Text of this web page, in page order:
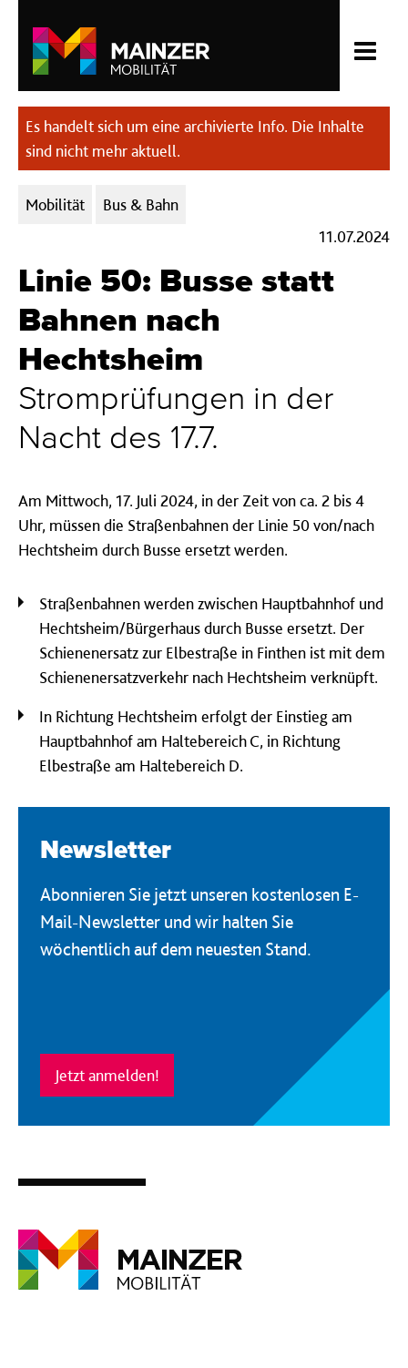
Es handelt sich um eine archivierte Info. Die Inhalte
sind nicht mehr aktuell.
Kategorien:
Mobilität
Bus & Bahn
11.07.2024
Linie 50: Busse statt
Bahnen nach
Hechtsheim
Stromprüfungen in der
Nacht des 17.7.
Am Mittwoch, 17. Juli 2024, in der Zeit von ca. 2 bis 4
Uhr, müssen die Straßenbahnen der Linie 50 von/nach
Hechtsheim durch Busse ersetzt werden.
Straßenbahnen werden zwischen Hauptbahnhof und
Hechtsheim/Bürgerhaus durch Busse ersetzt. Der
Schienenersatz zur Elbestraße in Finthen ist mit dem
Schienenersatzverkehr nach Hechtsheim verknüpft.
In Richtung Hechtsheim erfolgt der Einstieg am
Hauptbahnhof am Haltebereich C, in Richtung
Elbestraße am Haltebereich D.
Newsletter
Abonnieren Sie jetzt unseren kostenlosen E-
Mail-Newsletter und wir halten Sie
wöchentlich auf dem neuesten Stand.
Jetzt anmelden!